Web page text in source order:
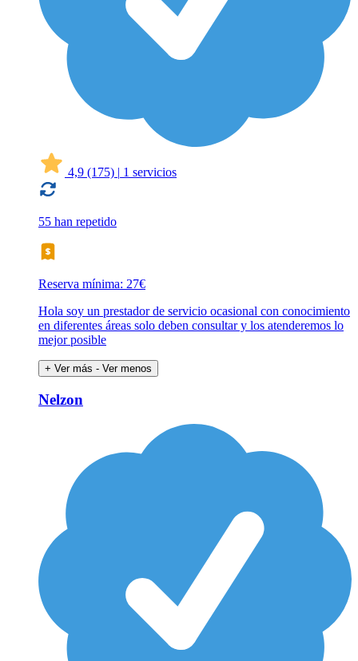
4,9 (175) | 1 servicios
55 han repetido
Reserva mínima: 27€
Hola soy un prestador de servicio ocasional con conocimiento
en diferentes áreas solo deben consultar y los atenderemos lo
mejor posible
+ Ver más - Ver menos
Nelzon